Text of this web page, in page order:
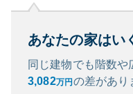
あなたの家はい
同じ建物でも階数や
3,082万円 の差があり